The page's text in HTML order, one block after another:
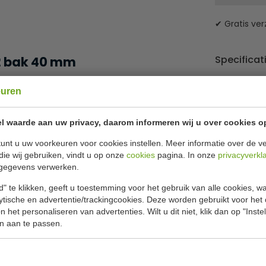
waarde aan uw privacy, daarom informeren wij u over cookies
u uw voorkeuren voor cookies instellen. Meer informatie over de
wij gebruiken, vindt u op onze cookies pagina. In onze
verwerken.
te klikken, geeft u toestemming voor het gebruik van alle cookies,
en advertentie/trackingcookies. Deze worden gebruikt voor het
het personaliseren van advertenties. Wilt u dit niet, klik dan op
aan te passen.
✔ Gratis
bak 40 mm
van een anti-aanbaklaag en ideaal voor o.a. in
eisen omtrent voedselveiligheid.
bak
GR757
Materiaal
GN maat
Diep